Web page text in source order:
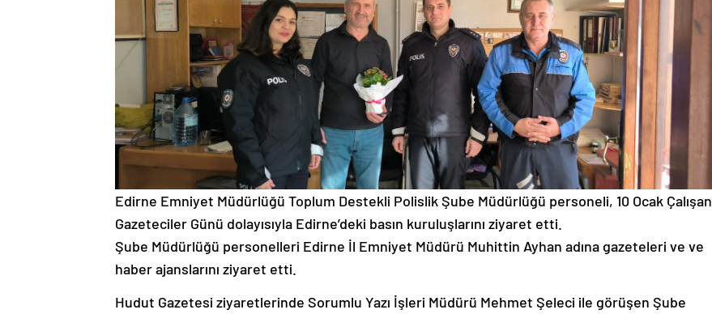
Edirne Emniyet Müdürlüğü Toplum Destekli Polislik Şube Müdürlüğü personeli, 10 Ocak Çalışan
Gazeteciler Günü dolayısıyla Edirne’deki basın kuruluşlarını ziyaret etti.
Şube Müdürlüğü personelleri Edirne İl Emniyet Müdürü Muhittin Ayhan adına gazeteleri ve ve
haber ajanslarını ziyaret etti.
Hudut Gazetesi ziyaretlerinde Sorumlu Yazı İşleri Müdürü Mehmet Şeleci ile görüşen Şube